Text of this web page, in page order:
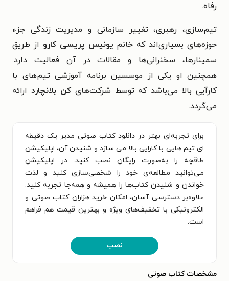
رفاه.
تیم‌سازی، رهبری، تغییر سازمانی و مدیریت زندگی جزء
حوزه‌های بسیاری‌اند که خانم یونیس پریسی کارو از طریق
سمینارها، سخنرانی‌ها و مقالات در آن فعالیت دارد.
همچنین او یکی از موسسین برنامه آموزشی تیم‌های با
کارآیی بالا می‌باشد که توسط شرکت‌هایکن بلانچارد ارائه
می‌گردد.
برای تجربه‌ای بهتر در دانلود کتاب صوتی مدیر یک دقیقه
ای تیم هایی با کارایی بالا می سازد و شنیدن آن، اپلیکیشن
طاقچه را به‌صورت رایگان نصب کنید. در اپلیکیشن
می‌توانید مطالعه‌ی خود را شخصی‌سازی کنید و لذت
خواندن و شنیدن کتاب‌ها را همیشه و همه‌جا تجربه کنید.
علاوه‌بر دسترسی آسان، امکان خرید هزاران کتاب صوتی و
الکترونیکی با تخفیف‌های ویژه و بهترین قیمت هم فراهم
است.
نصب
مشخصات کتاب صوتی